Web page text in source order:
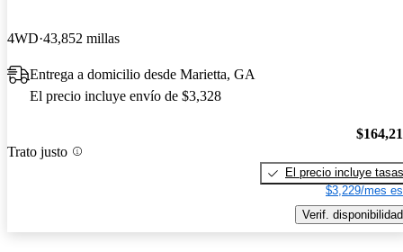
4WD 43,852 millas
Entrega a domicilio desde Marietta, GA
El precio incluye envío de $3,328
Trato justo
El precio incluye tasas
$3,229/mes
Verif. disponibilidad